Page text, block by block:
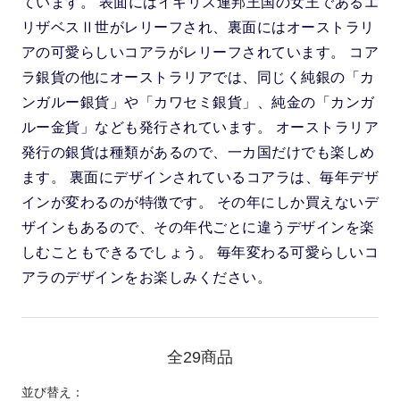
クルーガーランド銀貨 パンダ銀貨
リベルタード銀貨 エレファント銀貨
銅（カッパー） 干支銀貨
ロイヤルミントコイン シルバーラウンド
銀貨の口コミで押さえたいポイ
ントや見方、注意点とは
コレクションに最適！おすすめ
の銀貨を紹介
銀貨が人気の理由は？注目が集
まっている種類を解説
銀貨の購入方法とは？ネットで
完結する通販がおすすめ
銀貨の相場は今いくら？価格の
決まり方と価値の調べ方
銀貨の価値を見極める方法と
は？
銀貨で投資は可能！その理由と
方法とは
記念銀貨とは？その種類と人気
の秘密を解説
恵比寿コインショールームのご
案内
【会員様特典についてのご案
内】
クーポンのご利用方法
い場合
リザベスⅡ世がレリーフされ、裏面にはオーストラリ
アの可愛らしいコアラがレリーフされています。 コア
ラ銀貨の他にオーストラリアでは、同じく純銀の「カ
ンガルー銀貨」や「カワセミ銀貨」、純金の「カンガ
ルー金貨」なども発行されています。 オーストラリア
発行の銀貨は種類があるので、一カ国だけでも楽しめ
ます。 裏面にデザインされているコアラは、毎年デザ
インが変わるのが特徴です。 その年にしか買えないデ
ザインもあるので、その年代ごとに違うデザインを楽
しむこともできるでしょう。 毎年変わる可愛らしいコ
アラのデザインをお楽しみください。
全29商品
並び替え：